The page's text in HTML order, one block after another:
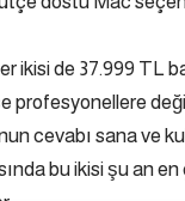
ikisi de 37.999 TL
profesyonellere
cevabı sana ve
bu ikisi şu an en